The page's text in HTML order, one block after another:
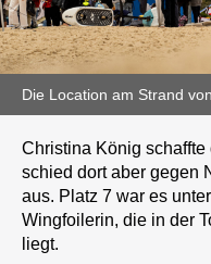
Die Location am Strand
Christina König
schied dort aber gegen
aus. Platz 7 war es
Wingfoilerin, die in der
liegt.